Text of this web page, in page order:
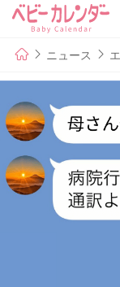
ニュース